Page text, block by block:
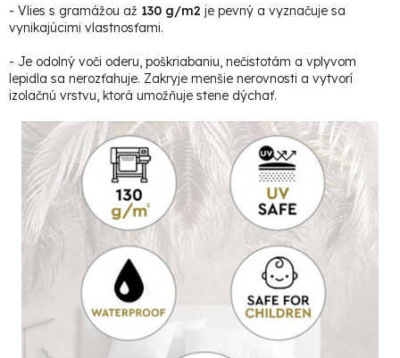
- Vlies s gramážou až 130 g/m2 je pevný a vyznačuje sa
vynikajúcimi vlastnosťami.
- Je odolný voči oderu, poškriabaniu, nečistotám a vplyvom
lepidla sa nerozťahuje. Zakryje menšie nerovnosti a vytvorí
izolačnú vrstvu, ktorá umožňuje stene dýchať.